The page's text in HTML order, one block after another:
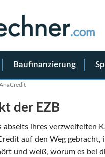
Baufinanzierung
AnaCredit
der EZB
abseits ihres verzweifelten
auf den Weg gebracht,
und weiß, worum es bei